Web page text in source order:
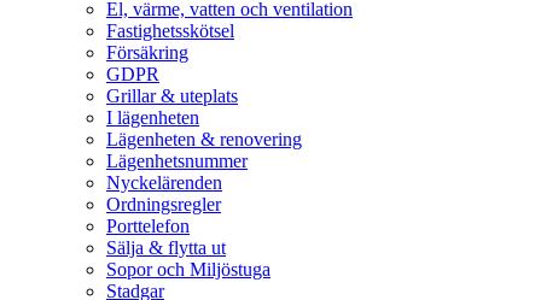
El, värme, vatten och ventilation
Fastighetsskötsel
Försäkring
GDPR
Grillar & uteplats
I lägenheten
Lägenheten & renovering
Lägenhetsnummer
Nyckelärenden
Ordningsregler
Porttelefon
Sälja & flytta ut
Sopor och Miljöstuga
Stadgar